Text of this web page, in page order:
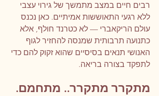
רבים חיים במצב מתמשך של גירוי עצבי
ללא רגעי התאוששות אמיתיים. כאן נכנס
עולם הריקאברי — לא כטרנד חולף, אלא
כתנועה תרבותית שמנסה להחזיר לגוף
האנושי תנאים בסיסיים שהוא זקוק להם כדי
לתפקד בצורה בריאה.
מתקרר מתקרר.. מתחמם.